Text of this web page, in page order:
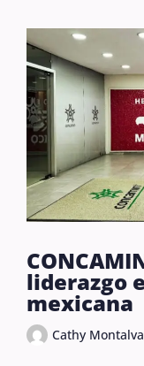
liderazgo
mexicana
Cathy Montalva